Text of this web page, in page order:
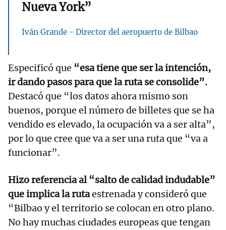
Nueva York”
Iván Grande - Director del aeropuerto de Bilbao
Especificó que “esa tiene que ser la intención,
ir dando pasos para que la ruta se consolide”.
Destacó que “los datos ahora mismo son
buenos, porque el número de billetes que se ha
vendido es elevado, la ocupación va a ser alta”,
por lo que cree que va a ser una ruta que “va a
funcionar”.
Hizo referencia al “salto de calidad indudable”
que implica la rutaestrenada y consideró que
“Bilbao y el territorio se colocan en otro plano.
No hay muchas ciudades europeas que tengan